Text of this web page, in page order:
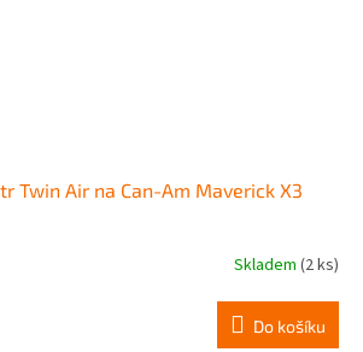
Twin Air na Can-Am Maverick X3
Skladem (2 ks)
Do košíku